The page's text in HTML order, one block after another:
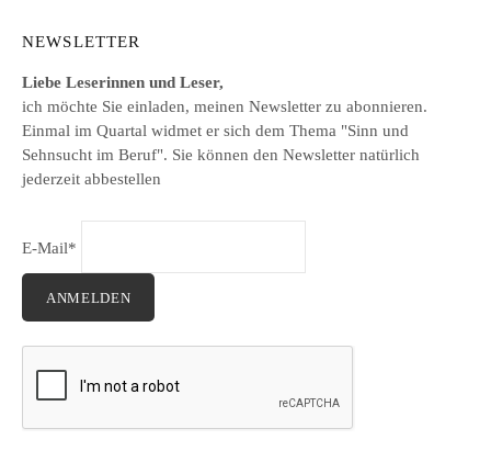
NEWSLETTER
Liebe Leserinnen und Leser,
ich möchte Sie einladen, meinen Newsletter zu abonnieren.
Einmal im Quartal widmet er sich dem Thema "Sinn und
Sehnsucht im Beruf". Sie können den Newsletter natürlich
jederzeit abbestellen
E-Mail*
ANMELDEN